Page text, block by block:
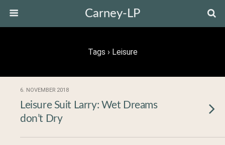
Carney-LP
Tags › Leisure
6. NOVEMBER 2018
Leisure Suit Larry: Wet Dreams
don’t Dry